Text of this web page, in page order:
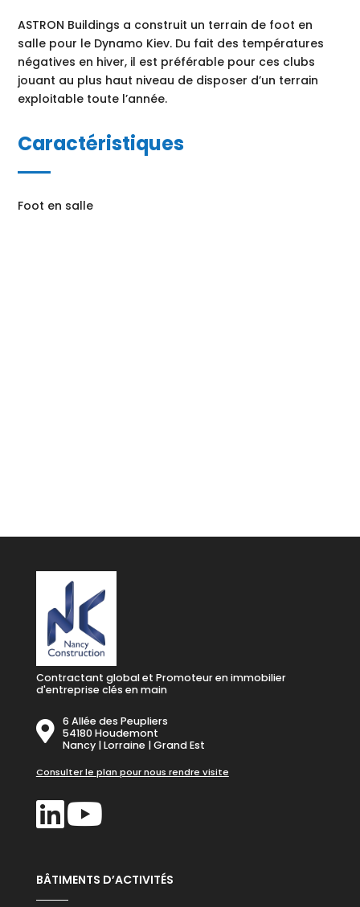
ASTRON Buildings a construit un terrain de foot en
salle pour le Dynamo Kiev. Du fait des températures
négatives en hiver, il est préférable pour ces clubs
jouant au plus haut niveau de disposer d’un terrain
exploitable toute l’année.
Caractéristiques
Foot en salle
Contractant global et Promoteur en immobilier
d'entreprise clés en main
6 Allée des Peupliers
54180 Houdemont
Nancy | Lorraine | Grand Est
Consulter le plan pour nous rendre visite
BÂTIMENTS D’ACTIVITÉS